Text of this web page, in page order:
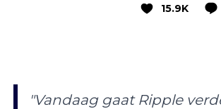
15.9K
"Vandaag gaat Ripple